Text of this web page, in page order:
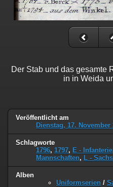
Der Stab und das gesamte
in in Weida
Veröffentlicht am
Dienstag, 17. November
Schlagworte
1796, 1797, E - Infanterie
Mannschaften, L -
Alben
Uniformserien /